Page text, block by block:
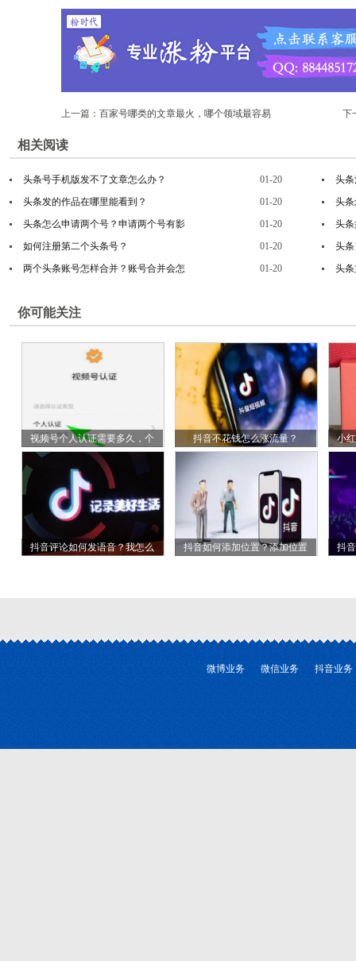
上一篇： 百家号哪类的文章最火，哪个领域最容易
下
相关阅读
头条号手机版发不了文章怎么办？ 01-20
头
头条发的作品在哪里能看到？
01-20
头
头条怎么申请两个号？申请两个号有影
01-20
头
如何注册第二个头条号？
01-20
头
两个头条账号怎样合并？账号合并会怎
01-20 头
你可能关注
视频号个人认证需要多久，个 抖音不花钱怎么涨流量？ 小
抖音评论如何发语音？我怎么 抖音如何添加位置？添加位置 抖
微博业务 微信业务 抖音业务